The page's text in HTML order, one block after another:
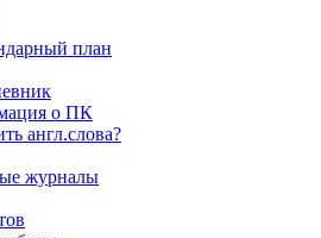
план
о ПК
англ.слова?
журналы